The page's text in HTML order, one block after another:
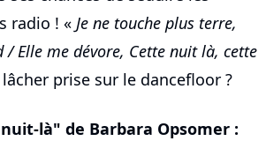
radio ! « Je ne touche plus terre,
/ Elle me dévore, Cette nuit là, cette
lâcher prise sur le dancefloor ?
là" de Barbara Opsomer :